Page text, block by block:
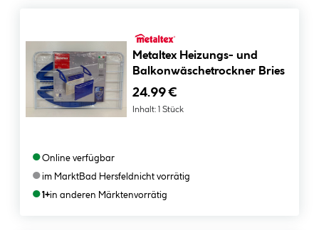
Metaltex Heizungs- und
Balkonwäschetrockner Bries
24.99 €
Inhalt: 1 Stück
●Online verfügbar
●im MarktBad Hersfeldnicht vorrätig
●1+in anderen Märktenvorrätig